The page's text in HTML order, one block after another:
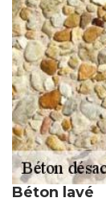
Béton lavé